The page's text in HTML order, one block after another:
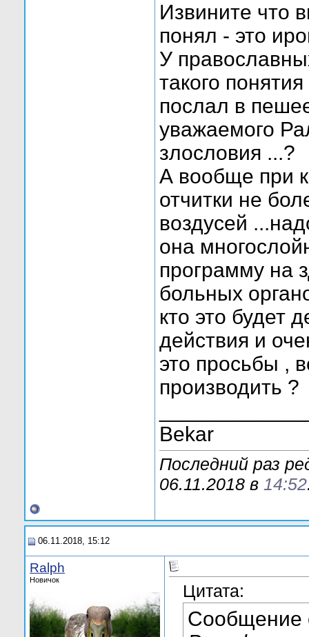
Извините что
понял - это
У
такого
послал в
уважаемого
злословия ...?
А вообще при
отчитки не
воздусей
она
программу на
больных
кто это будет
действия и
это просьбы ,
производить ?
Bekar
Последний раз
06.11.2018 в 14:52
06.11.2018, 15:12
Ralph
Новичок
Цитата:
Сообщение